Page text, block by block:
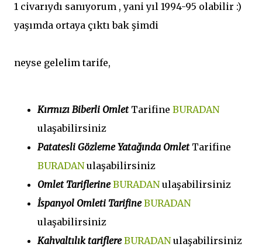
1 civarıydı sanıyorum , yani yıl 1994-95 olabilir :)
yaşımda ortaya çıktı bak şimdi
neyse gelelim tarife,
Kırmızı Biberli OmletTarifine BURADAN
ulaşabilirsiniz
Patatesli Gözleme Yatağında OmletTarifine
BURADANulaşabilirsiniz
Omlet Tariflerine BURADANulaşabilirsiniz
İspanyol Omleti Tarifine BURADAN
ulaşabilirsiniz
Kahvaltılık tariflere BURADANulaşabilirsiniz